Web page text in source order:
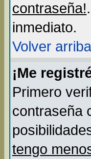
contraseña!
inmediato.
Volver arriba
¡Me
Primero
contraseña
tengo